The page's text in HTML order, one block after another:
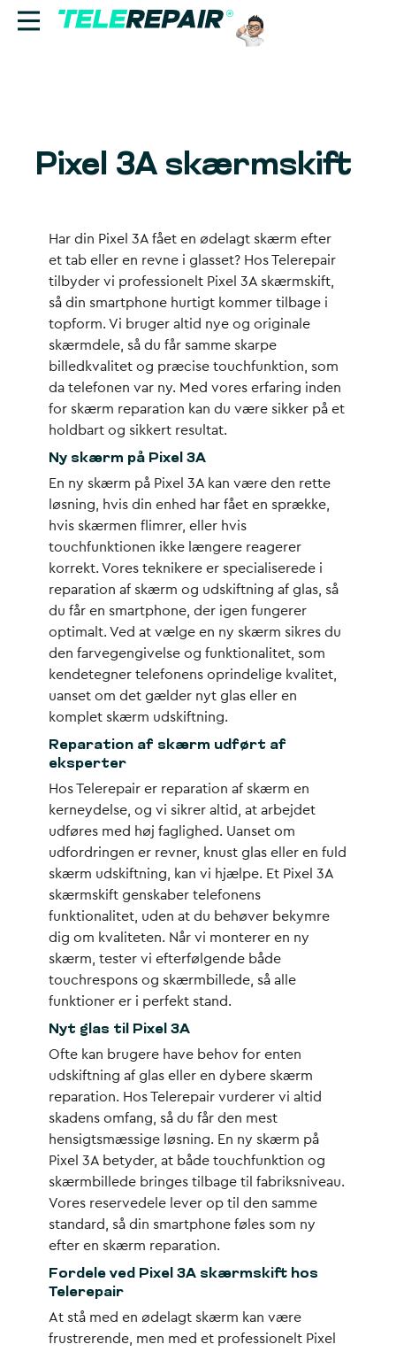
Find butik
Ring til os:
+45 70 60 55 90
Pixel 3A skærmskift
Har din Pixel 3A fået en ødelagt skærm efter
et tab eller en revne i glasset? Hos Telerepair
tilbyder vi professionelt Pixel 3A skærmskift,
så din smartphone hurtigt kommer tilbage i
topform. Vi bruger altid nye og originale
skærmdele, så du får samme skarpe
billedkvalitet og præcise touchfunktion, som
da telefonen var ny. Med vores erfaring inden
for skærm reparation kan du være sikker på et
holdbart og sikkert resultat.
Ny skærm på Pixel 3A
En ny skærm på Pixel 3A kan være den rette
løsning, hvis din enhed har fået en sprække,
hvis skærmen flimrer, eller hvis
touchfunktionen ikke længere reagerer
korrekt. Vores teknikere er specialiserede i
reparation af skærm og udskiftning af glas, så
du får en smartphone, der igen fungerer
optimalt. Ved at vælge en ny skærm sikres du
den farvegengivelse og funktionalitet, som
kendetegner telefonens oprindelige kvalitet,
uanset om det gælder nyt glas eller en
komplet skærm udskiftning.
Reparation af skærm udført af
eksperter
Hos Telerepair er reparation af skærm en
kerneydelse, og vi sikrer altid, at arbejdet
udføres med høj faglighed. Uanset om
udfordringen er revner, knust glas eller en fuld
skærm udskiftning, kan vi hjælpe. Et Pixel 3A
skærmskift genskaber telefonens
funktionalitet, uden at du behøver bekymre
dig om kvaliteten. Når vi monterer en ny
skærm, tester vi efterfølgende både
touchrespons og skærmbillede, så alle
funktioner er i perfekt stand.
Nyt glas til Pixel 3A
Ofte kan brugere have behov for enten
udskiftning af glas eller en dybere skærm
reparation. Hos Telerepair vurderer vi altid
skadens omfang, så du får den mest
hensigtsmæssige løsning. En ny skærm på
Pixel 3A betyder, at både touchfunktion og
skærmbillede bringes tilbage til fabriksniveau.
Vores reservedele lever op til den samme
standard, så din smartphone føles som ny
efter en skærm reparation.
Fordele ved Pixel 3A skærmskift hos
Telerepair
At stå med en ødelagt skærm kan være
frustrerende, men med et professionelt Pixel